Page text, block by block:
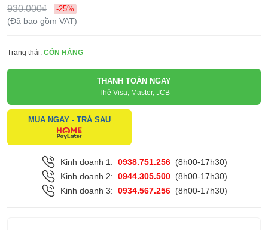
930.000₫ -25%
(Đã bao gồm VAT)
Trạng thái: CÒN HÀNG
THANH TOÁN NGAY
Thẻ Visa, Master, JCB
MUA NGAY - TRẢ SAU
Kinh doanh 1: 0938.751.256 (8h00-17h30)
Kinh doanh 2: 0944.305.500 (8h00-17h30)
Kinh doanh 3: 0934.567.256 (8h00-17h30)